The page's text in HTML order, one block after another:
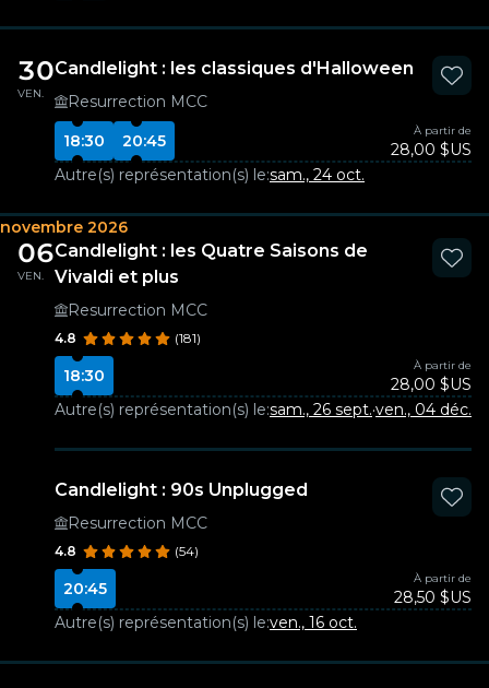
30
VEN.
Candlelight : les classiques d'Halloween
Resurrection MCC
18:30
20:45
À partir de
28,00 $US
Autre(s) représentation(s) le:sam., 24 oct.
novembre 2026
06
VEN.
Candlelight : les Quatre Saisons de
Vivaldi et plus
Resurrection MCC
4.8 (181)
18:30
À partir de
28,00 $US
Autre(s) représentation(s) le:sam., 26 sept.·ven., 04 déc.
Candlelight : 90s Unplugged
Resurrection MCC
4.8 (54)
20:45
À partir de
28,50 $US
Autre(s) représentation(s) le:ven., 16 oct.